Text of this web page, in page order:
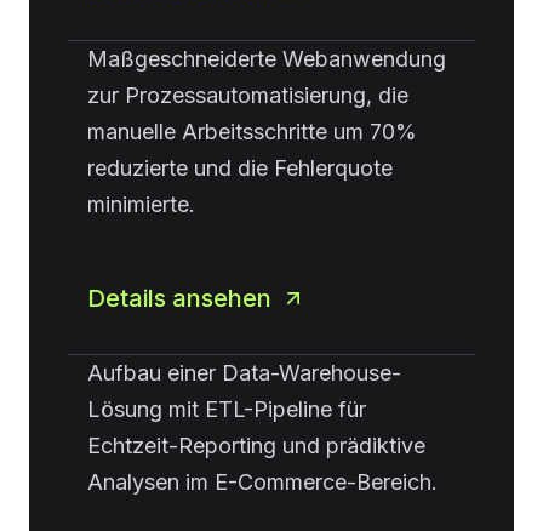
Maßgeschneiderte Webanwendung
zur Prozessautomatisierung, die
manuelle Arbeitsschritte um 70%
reduzierte und die Fehlerquote
minimierte.
Details ansehen
Aufbau einer Data-Warehouse-
Lösung mit ETL-Pipeline für
Echtzeit-Reporting und prädiktive
Analysen im E-Commerce-Bereich.